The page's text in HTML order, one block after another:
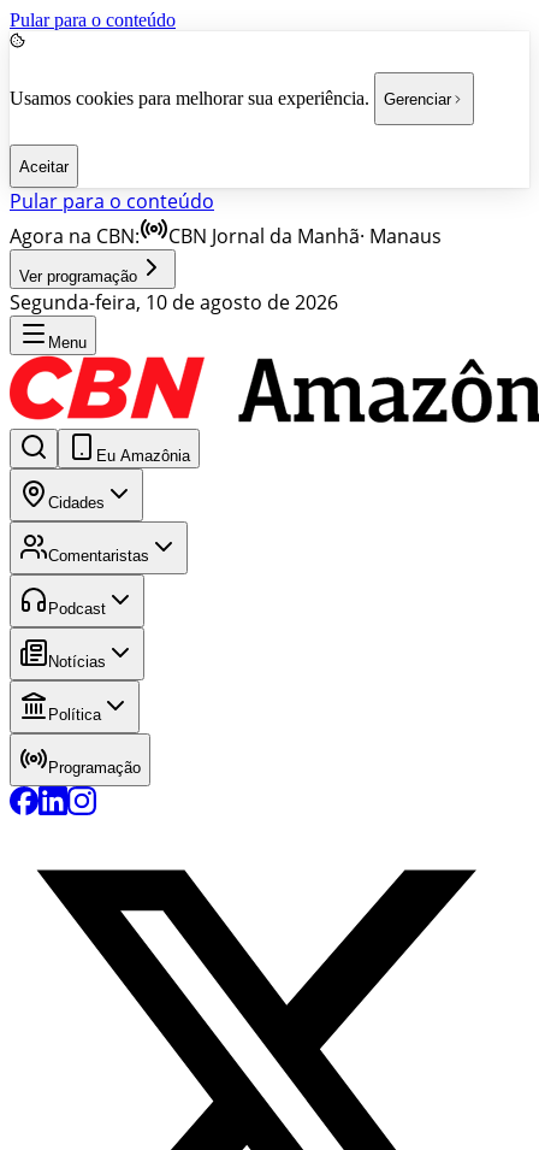
Pular para o conteúdo
Usamos cookies para melhorar sua experiência. Gerenciar
Aceitar
Pular para o conteúdo
Agora na CBN:
CBN Jornal da Manhã· Manaus
Ver programação
Segunda-feira, 10 de agosto de 2026
Menu
Eu Amazônia
Cidades
Comentaristas
Podcast
Notícias
Política
Programação